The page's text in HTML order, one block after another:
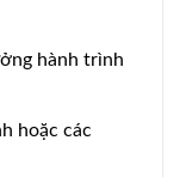
hành trình
hoặc các